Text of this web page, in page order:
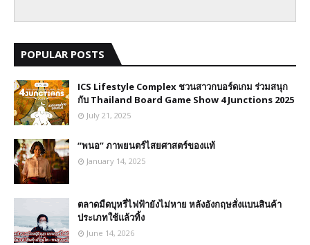
POPULAR POSTS
ICS Lifestyle Complex ชวนสาวกบอร์ดเกม ร่วมสนุก
กับ Thailand Board Game Show 4 Junctions 2025
July 21, 2025
“พนอ” ภาพยนตร์ไสยศาสตร์ของแท้
January 14, 2025
ตลาดมืดบุหรี่ไฟฟ้ายังไม่หาย หลังอังกฤษสั่งแบนสินค้า
ประเภทใช้แล้วทิ้ง
June 14, 2026